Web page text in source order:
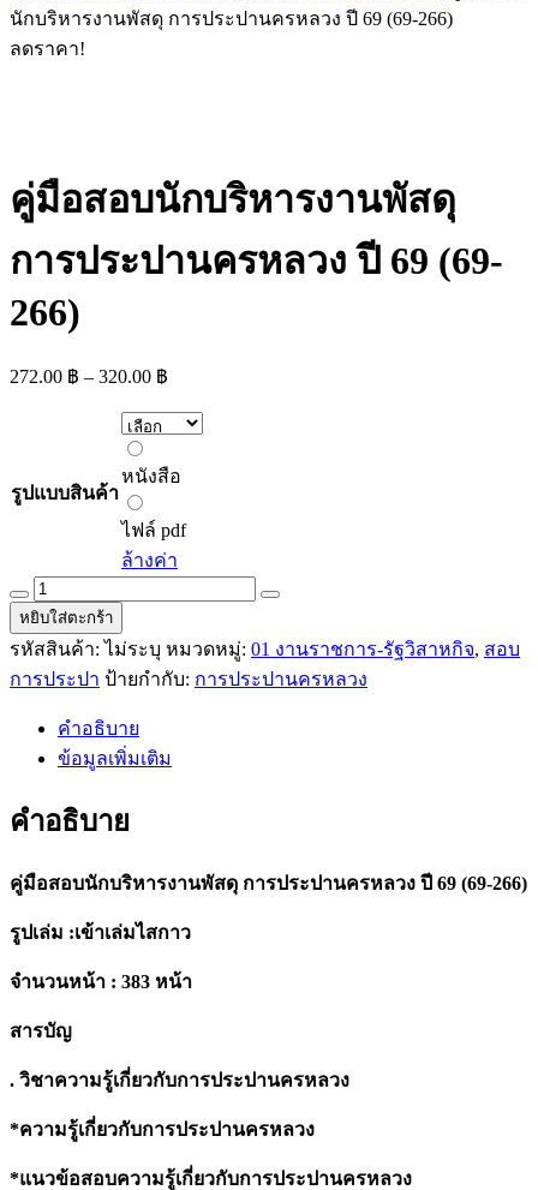
นักบริหารงานพัสดุ การประปานครหลวง ปี 69 (69-266)
ลดราคา!
คู่มือสอบนักบริหารงานพัสดุ
การประปานครหลวง ปี 69 (69-
266)
272.00 ฿ – 320.00 ฿
272.00 ฿
320.00 ฿
รูปแบบสินค้า
หนังสือ
หนังสือ
ไฟล์
pdf
ไฟล์ pdf
ล้างค่า
คู่มือ
สอบ
นัก
บริหาร
พัสดุ
การ
นครหลวง
69
266)
หยิบใส่ตะกร้า
รหัสสินค้า:ไม่ระบุ หมวดหมู่: 01 งานราชการ-รัฐวิสาหกิจ, สอบ
การประปา ป้ายกำกับ: การประปานครหลวง
คำอธิบาย
ข้อมูลเพิ่มเติม
คำอธิบาย
คู่มือสอบนักบริหารงานพัสดุ การประปานครหลวง ปี 69 (69-266)
รูปเล่ม :เข้าเล่มไสกาว
จำนวนหน้า : 383 หน้า
สารบัญ
. วิชาความรู้เกี่ยวกับการประปานครหลวง
*ความรู้เกี่ยวกับการประปานครหลวง
*แนวข้อสอบความรู้เกี่ยวกับการประปานครหลวง